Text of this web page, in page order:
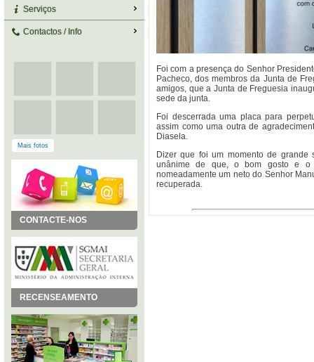
Serviços
Contactos / Info
Mais fotos
CONTACTE-NOS
RECENSEAMENTO
Foi com a presença do Senhor
Pacheco, dos membros da Junta de
amigos, que a Junta de Freguesia
sede da junta.
Foi descerrada uma placa para
assim como uma outra de
Diasela.
Dizer que foi um momento de
unânime de que, o bom gosto e o
nomeadamente um neto do Senhor
recuperada.